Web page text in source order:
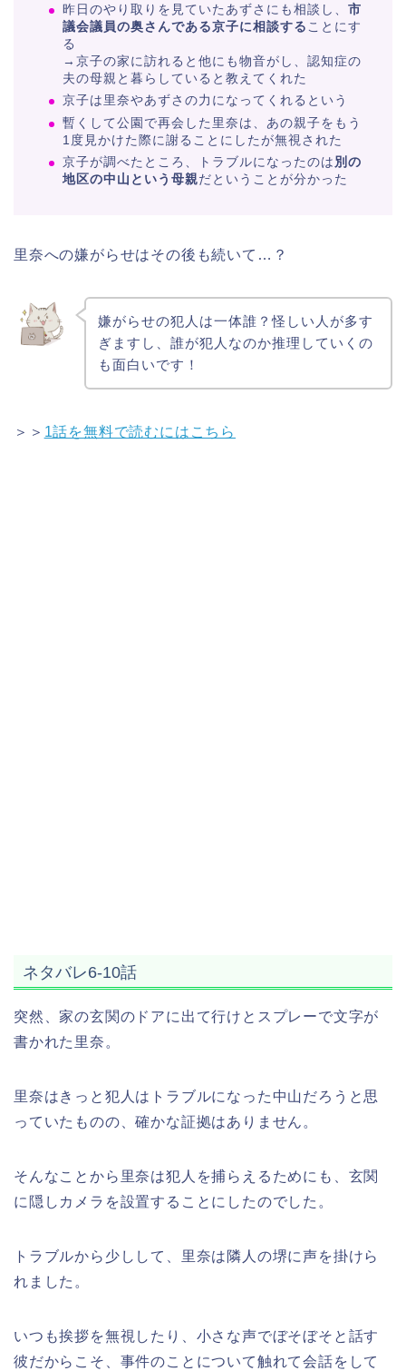
昨日のやり取りを見ていたあずさにも相談し、 市
議会議員の奥さんである京子に相談する ことにす
る
→京子の家に訪れると他にも物音がし、認知症の
夫の母親と暮らしていると教えてくれた
京子は里奈やあずさの力になってくれるという
暫くして公園で再会した里奈は、あの親子をもう
1度見かけた際に謝ることにしたが無視された
京子が調べたところ、トラブルになったのは別の
地区の中山という母親だということが分かった
里奈への嫌がらせはその後も続いて…？
嫌がらせの犯人は一体誰？怪しい人が多す
ぎますし、誰が犯人なのか推理していくの
も面白いです！
＞＞ 1話を無料で読むにはこちら
ネタバレ6-10話
突然、家の玄関のドアに出て行けとスプレーで文字が
書かれた里奈。
里奈はきっと犯人はトラブルになった中山だろうと思
っていたものの、確かな証拠はありません。
そんなことから里奈は犯人を捕らえるためにも、玄関
に隠しカメラを設置することにしたのでした。
トラブルから少しして、里奈は隣人の堺に声を掛けら
れました。
いつも挨拶を無視したり、小さな声でぼそぼそと話す
彼だからこそ、事件のことについて触れて会話をして